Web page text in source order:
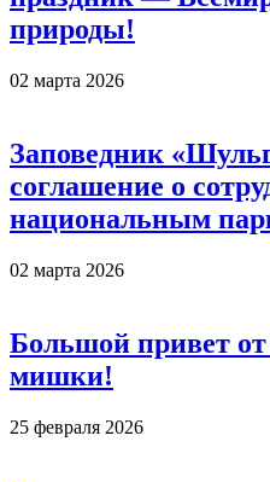
природы!
02 марта 2026
Заповедник
соглашение о
национальным
02 марта 2026
Большой привет от
мишки!
25 февраля 2026